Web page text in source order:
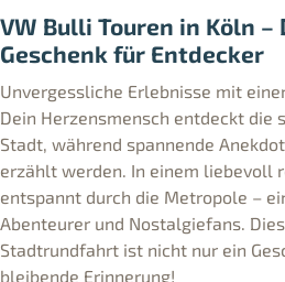
VW Bulli Touren in Köln –
Geschenk für Entdecker
Unvergessliche Erlebnisse mit
Dein Herzensmensch entdeckt die
Stadt, während spannende
erzählt werden. In einem liebevoll
entspannt durch die Metropole –
Abenteurer und Nostalgiefans.
Stadtrundfahrt ist nicht nur ein
bleibende Erinnerung!